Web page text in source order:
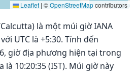
Leaflet | ©OpenStreetMapcontributors
là một múi giờ IANA
UTC là +5:30. Tính đến
giờ địa phương hiện tại trong
là 10:20:35 (IST). Múi giờ này